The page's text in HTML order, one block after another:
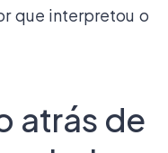
que interpretou o
atrás de